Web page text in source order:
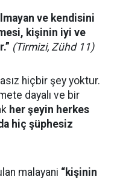
ve kendisini
kişinin iyi ve
(Tirmizi, Zühd 11)
hiçbir şey yoktur.
dayalı ve bir
her şeyin herkes
hiç şüphesiz
malayani “kişinin